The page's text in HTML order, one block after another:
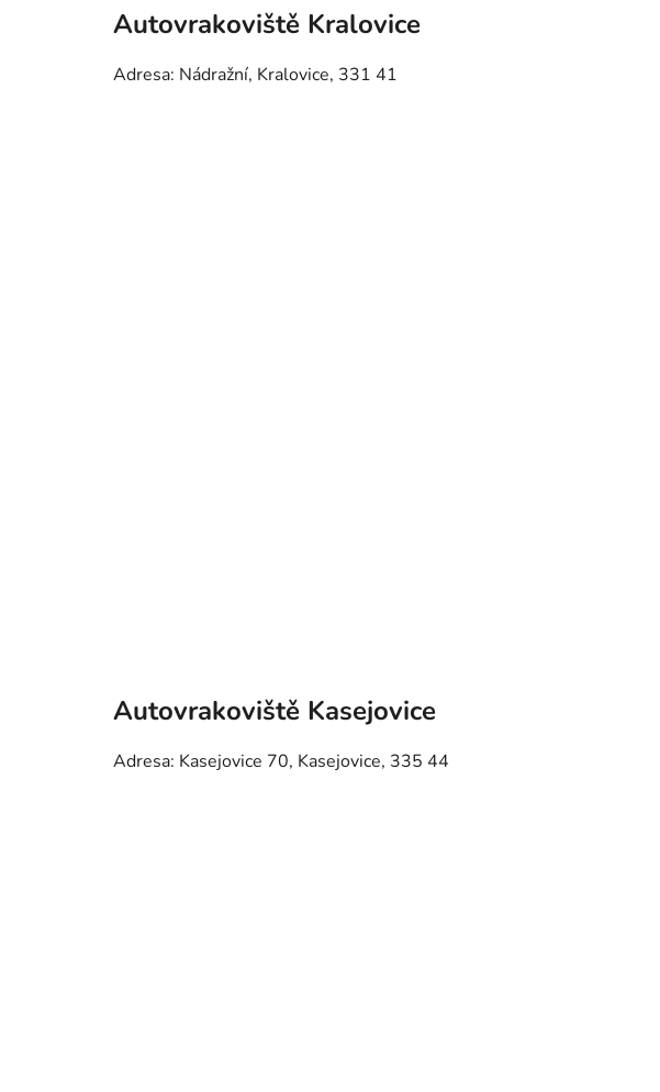
Autovrakoviště Kralovice
Adresa: Nádražní, Kralovice, 331 41
Autovrakoviště Kasejovice
Adresa: Kasejovice 70, Kasejovice, 335 44